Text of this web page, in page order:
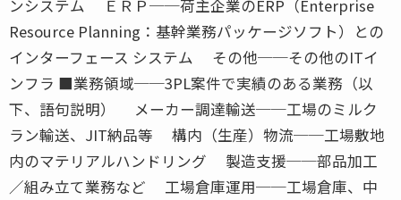
ンシステム ＥＲＰ──荷主企業のERP（Enterprise
Resource Planning：基幹業務パッケージソフト）との
インターフェース システム その他──その他のITイ
ンフラ ■業務領域──3PL案件で実績のある業務（以
下、語句説明） メーカー調達輸送──工場のミルク
ラン輸送、JIT納品等 構内（生産）物流──工場敷地
内のマテリアルハンドリング 製造支援──部品加工
／組み立て業務など 工場倉庫運用──工場倉庫、中